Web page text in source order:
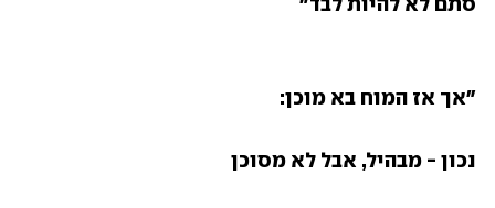
סתם לא להיות לבד"
"אך אז המוח בא מוכן:
נכון - מבהיל, אבל לא מסוכן